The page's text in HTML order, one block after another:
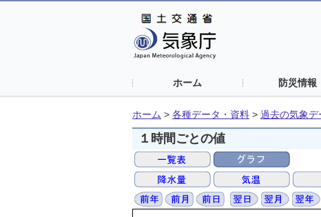
ホーム 防災情報
ホーム > 各種データ・資料 > 過去の気象デ
１時間ごとの値